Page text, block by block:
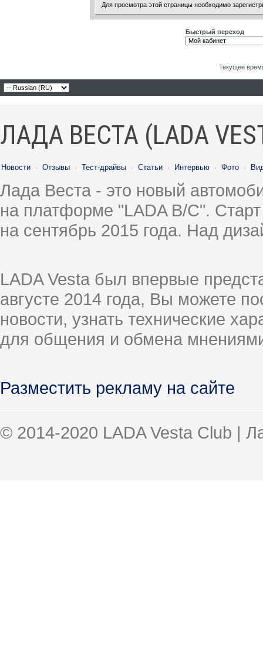
Для просмотра этой страницы необходимо
Быстрый переход
Текущее
ЛАДА ВЕСТА (LADA
Новости · Отзывы · Тест-драйвы · Статьи · Интервью · Фото ·
Лада Веста - это новый
на платформе "LADA B/C".
на сентябрь 2015 года. Над
LADA Vesta был впервые
августе 2014 года, Вы можете
новости, узнать технические
для общения и обмена
Разместить рекламу на сайте
© 2014-2020 LADA Vesta Club |